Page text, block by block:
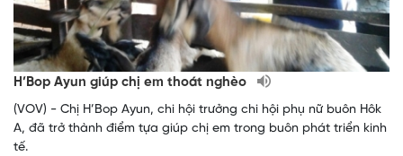
H’Bop Ayun giúp chị em thoát nghèo
(VOV) - Chị H’Bop Ayun, chi hội trưởng chi hội phụ nữ buôn Hôk
A, đã trở thành điểm tựa giúp chị em trong buôn phát triển kinh
tế.